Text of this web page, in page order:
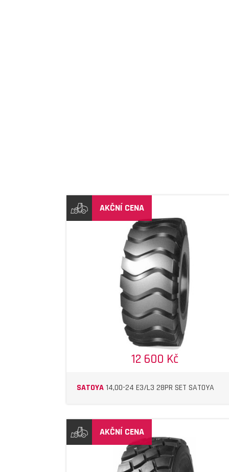
AKČNÍ CENA
12 600 Kč
SATOYA14,00-24 E3/L3 28PR SET SATOYA
DETAIL
AKČNÍ CENA